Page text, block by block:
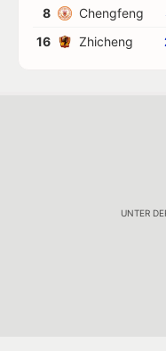
8 Chengfeng
16
Zhicheng
UNTER